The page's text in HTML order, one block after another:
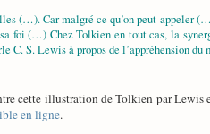
(…). Car malgré ce qu’on peut appeler
foi (…) Chez Tolkien en tout cas, la
S. Lewis à propos de l’appréhension
cette illustration de Tolkien par
en ligne.